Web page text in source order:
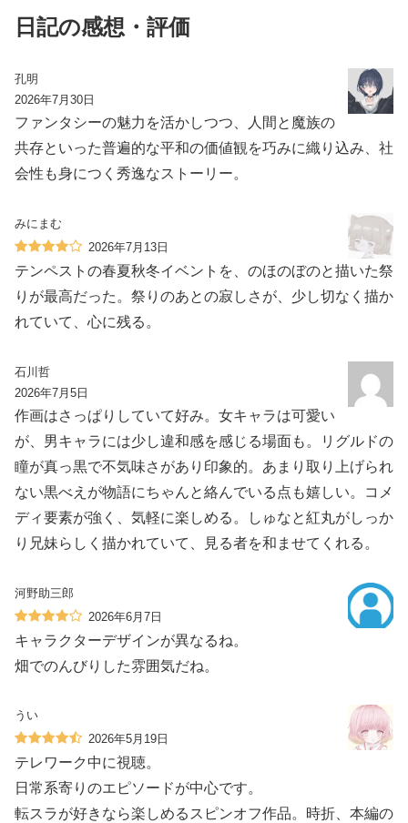
日記の感想・評価
孔明
2026年7月30日
ファンタシーの魅力を活かしつつ、人間と魔族の
共存といった普遍的な平和の価値観を巧みに織り込み、社
会性も身につく秀逸なストーリー。
みにまむ
2026年7月13日
テンペストの春夏秋冬イベントを、のほのぼのと描いた祭
りが最高だった。祭りのあとの寂しさが、少し切なく描か
れていて、心に残る。
石川哲
2026年7月5日
作画はさっぱりしていて好み。女キャラは可愛い
が、男キャラには少し違和感を感じる場面も。リグルドの
瞳が真っ黒で不気味さがあり印象的。あまり取り上げられ
ない黒べえが物語にちゃんと絡んでいる点も嬉しい。コメ
ディ要素が強く、気軽に楽しめる。しゅなと紅丸がしっか
り兄妹らしく描かれていて、見る者を和ませてくれる。
河野助三郎
2026年6月7日
キャラクターデザインが異なるね。
畑でのんびりした雰囲気だね。
うい
2026年5月19日
テレワーク中に視聴。
日常系寄りのエピソードが中心です。
転スラが好きなら楽しめるスピンオフ作品。時折、本編の